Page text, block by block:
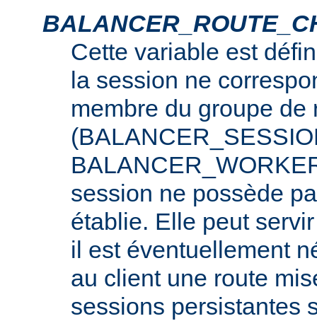
Cette variable est
la session ne
membre du groupe
session ne possède
établie. Elle peut
il est éventuellement
au client une route
sessions persistantes